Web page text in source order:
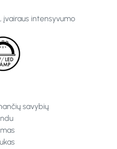
įvairaus intensyvumo
savybių